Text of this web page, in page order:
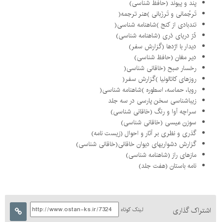
پند و پیوند (حافظ شناسی)
تَرجُمانی و تَرزَبانی )هنر ترجمه(
تندبادی از کنج )شاهنامه شناسی(
دُرّ دریای دَری (شاهنامه شناسی)
دیدار با اژدها (گزارش سفر)
دیر مغان (حافظ شناسی)
رخسار صبح (خاقانی شناسی(
روزهای کاتالونیا )گزارش سفر(
رویا، حماسه، اسطوره )شاهنامه شناسی(
زیباشناسی سخن پارسی در سه جلد
سراچه آوا و رنگ (خاقانی شناسی)
سوزن عیسی (خاقانی شناسی)
گذری و نظری بر آثار و احوال (زیست نامه)
گزارش دشواریهای دیوان خاقانی(خاقانی شناسی)
مازهای راز (شاهنامه شناسی)
نامه باستان (هفت جلد)
اشتراک گذاری لینک کوتاه